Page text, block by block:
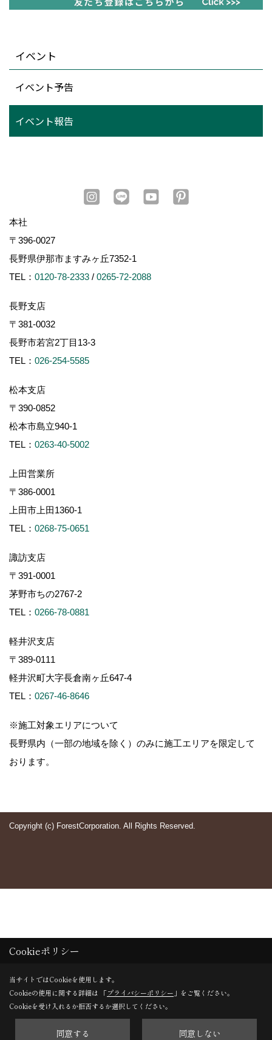
イベント
イベント予告
イベント報告
本社
〒396-0027
長野県伊那市ますみヶ丘7352-1
TEL： 0120-78-2333 / 0265-72-2088
長野支店
〒381-0032
長野市若宮2丁目13-3
TEL： 026-254-5585
松本支店
〒390-0852
松本市島立940-1
TEL： 0263-40-5002
上田営業所
〒386-0001
上田市上田1360-1
TEL： 0268-75-0651
諏訪支店
〒391-0001
茅野市ちの2767-2
TEL： 0266-78-0881
軽井沢支店
〒389-0111
軽井沢町大字長倉南ヶ丘647-4
TEL： 0267-46-8646
※施工対象エリアについて
長野県内（一部の地域を除く）のみに施工エリアを限定して
おります。
Copyright (c) ForestCorporation. All Rights Reserved.
Cookieポリシー
当サイトではCookieを使用します。
Cookieの使用に関する詳細は 「プライバシーポリシー 」をご覧ください。
Cookieを受け入れるか拒否するか選択してください。
同意する 同意しない